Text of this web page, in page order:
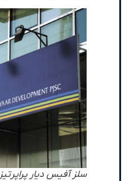
سلز آفیس دیار پراپرتیز